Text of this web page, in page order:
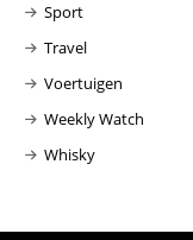
Sport
Travel
Voertuigen
Weekly Watch
Whisky